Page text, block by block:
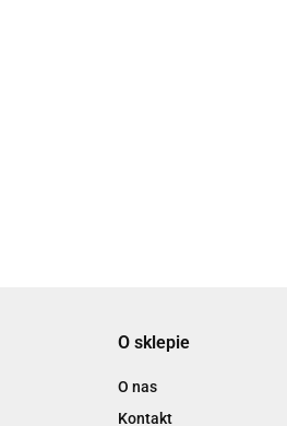
O sklepie
O nas
Kontakt